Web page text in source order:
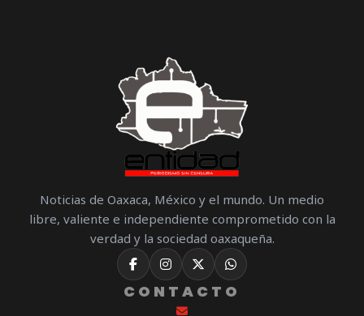
Noticias de Oaxaca, México y el mundo. Un medio
libre, valiente e independiente comprometido con la
verdad y la sociedad oaxaqueña.
CONTACTO